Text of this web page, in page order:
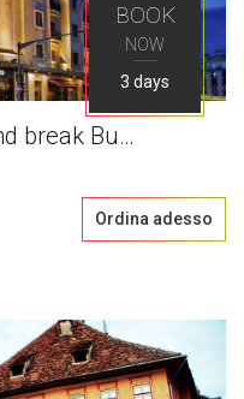
BOOK
NOW
3 days
Hilton Weekend break Bucharest
Ordina adesso